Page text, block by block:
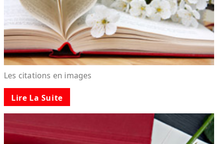
Les citations en images
Lire La Suite